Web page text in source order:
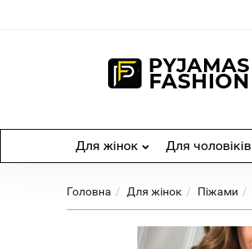
Для жінок Для чоловіків
Головна Для жінок Піжами